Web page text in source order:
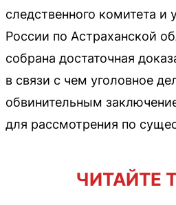
следственного комитета и
России по Астраханской
собрана достаточная
в связи с чем уголовное
обвинительным
для рассмотрения по
ЧИТАЙТЕ